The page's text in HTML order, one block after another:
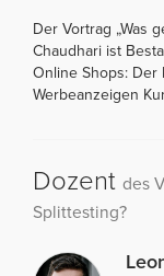
Der Vortrag „Was
Chaudhari ist
Online Shops: Der
Werbeanzeigen
Dozent des
Splittesting?